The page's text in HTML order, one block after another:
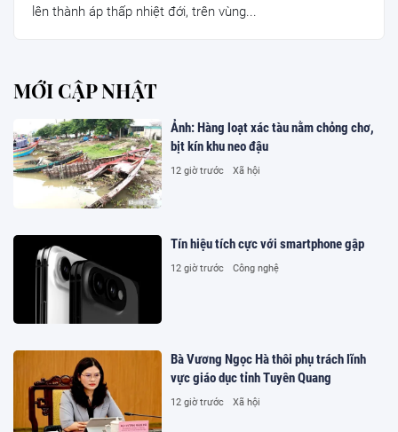
lên thành áp thấp nhiệt đới, trên vùng...
MỚI CẬP NHẬT
Ảnh: Hàng loạt xác tàu nằm chỏng chơ,
bịt kín khu neo đậu
12 giờ trước Xã hội
Tín hiệu tích cực với smartphone gập
12 giờ trước Công nghệ
Bà Vương Ngọc Hà thôi phụ trách lĩnh
vực giáo dục tỉnh Tuyên Quang
12 giờ trước Xã hội